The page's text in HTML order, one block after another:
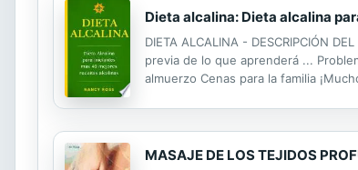
Dieta alcalina: Dieta alcalina
DIETA ALCALINA - DESCRIPCIÓN
previa de lo que aprenderá ...
almuerzo Cenas para la familia
MASAJE DE LOS TEJIDOS